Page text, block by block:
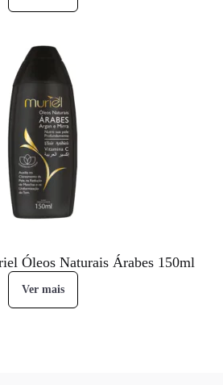
Óleos Naturais Árabes 150ml
Ver mais